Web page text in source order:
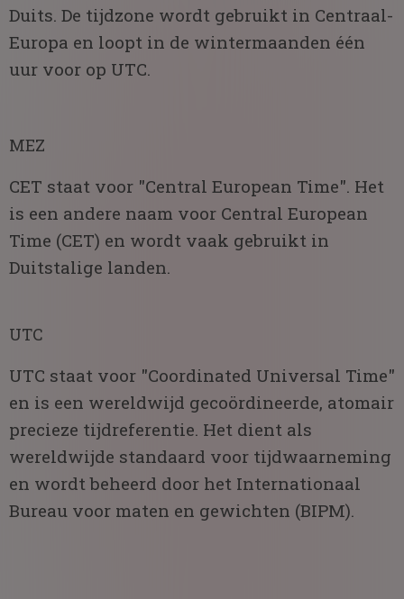
Duits. De tijdzone wordt gebruikt in Centraal-
Europa en loopt in de wintermaanden één
uur voor op UTC.
MEZ
CET staat voor "Central European Time". Het
is een andere naam voor Central European
Time (CET) en wordt vaak gebruikt in
Duitstalige landen.
UTC
UTC staat voor "Coordinated Universal Time"
en is een wereldwijd gecoördineerde, atomair
precieze tijdreferentie. Het dient als
wereldwijde standaard voor tijdwaarneming
en wordt beheerd door het Internationaal
Bureau voor maten en gewichten (BIPM).